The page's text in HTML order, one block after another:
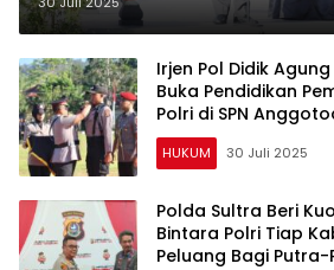
Irjen Pol Didik
Buka Pendidikan
Polri di SPN
HUKUM 30 Juli 2025
Polda Sultra Beri
Bintara Polri Tiap
Peluang Bagi